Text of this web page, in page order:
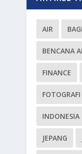
AIR
BENCANA
FINANCE
FOTOGRAFI
INDONESIA
JEPANG